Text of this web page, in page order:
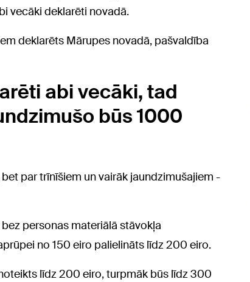
vecāki deklarēti novadā.
deklarēts Mārupes novadā, pašvaldība
abi vecāki, tad
būs 1000
par trīnīšiem un vairāk jaundzimušajiem -
personas materiālā stāvokļa
no 150 eiro palielināts līdz 200 eiro.
līdz 200 eiro, turpmāk būs līdz 300